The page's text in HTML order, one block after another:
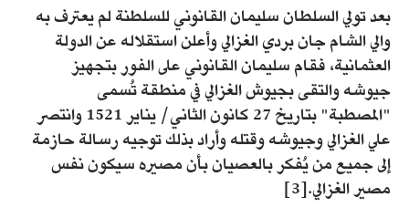
بعد تولي السلطان سليمان القانوني للسلطنة لم يعترف به
والي الشام جان بردي الغزالي وأعلن استقلاله عن الدولة
العثمانية، فقام سليمان القانوني على الفور بتجهيز
جيوشه والتقى بجيوش الغزالي في منطقة تُسمى
"المصطبة" بتاريخ 27 كانون الثاني/ يناير 1521 وانتصر
علي الغزالي وجيوشه وقتله وأراد بذلك توجيه رسالة حازمة
إلى جميع من يُفكر بالعصيان بأن مصيره سيكون نفس
مصير الغزالي.[3]